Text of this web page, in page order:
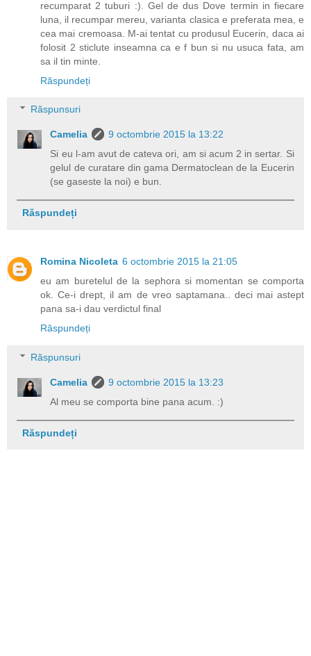
recumparat 2 tuburi :). Gel de dus Dove termin in fiecare
luna, il recumpar mereu, varianta clasica e preferata mea, e
cea mai cremoasa. M-ai tentat cu produsul Eucerin, daca ai
folosit 2 sticlute inseamna ca e f bun si nu usuca fata, am
sa il tin minte.
Răspundeți
Răspunsuri
Camelia
9 octombrie 2015 la 13:22
Si eu l-am avut de cateva ori, am si acum 2 in sertar. Si
gelul de curatare din gama Dermatoclean de la Eucerin
(se gaseste la noi) e bun.
Răspundeți
Romina Nicoleta 6 octombrie 2015 la 21:05
eu am buretelul de la sephora si momentan se comporta
ok. Ce-i drept, il am de vreo saptamana.. deci mai astept
pana sa-i dau verdictul final
Răspundeți
Răspunsuri
Camelia
9 octombrie 2015 la 13:23
Al meu se comporta bine pana acum. :)
Răspundeți